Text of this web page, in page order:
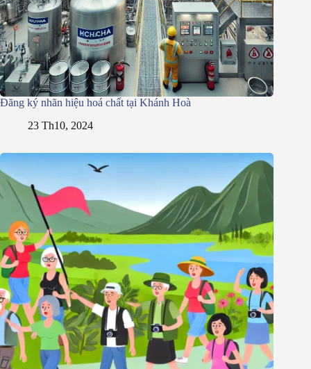
Đăng ký nhãn hiệu hoá chất tại Khánh Hoà
23 Th10, 2024